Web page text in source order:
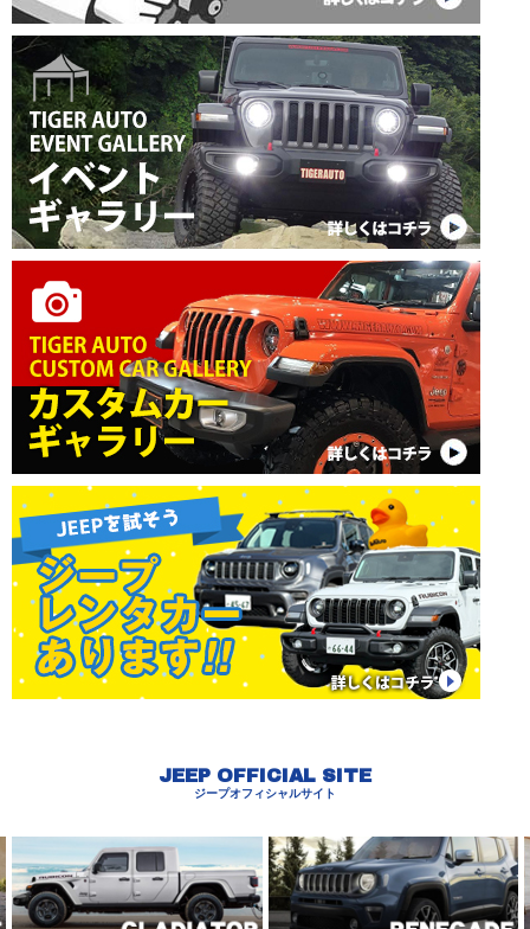
JEEP OFFICIAL SITE
ジープオフィシャルサイト